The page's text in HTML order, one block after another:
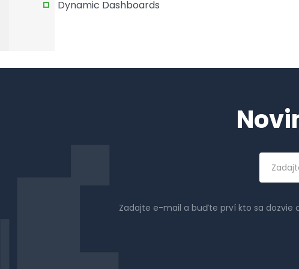
Dynamic Dashboards
Emailová
adresa
Zadajte e-mail a buďte prví kto sa dozvie